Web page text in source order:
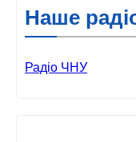
Наше
Радіо ЧНУ